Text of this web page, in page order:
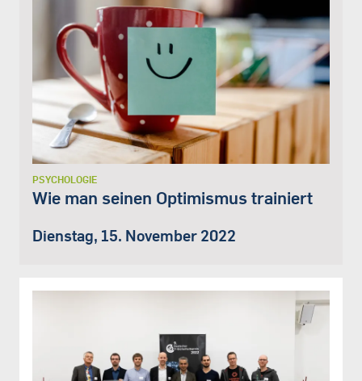
PSYCHOLOGIE
Wie man seinen Optimismus trainiert
Dienstag, 15. November 2022